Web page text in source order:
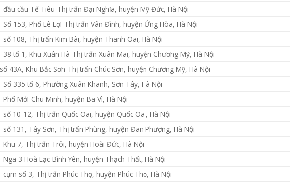
đầu cầu Tế Tiêu-Thị trấn Đại Nghĩa, huyện Mỹ Đức, Hà Nội
Số 153, Phố Lê Lợi-Thị trấn Vân Đình, huyện Ứng Hòa, Hà Nội
số 108, Thị trấn Kim Bài, huyện Thanh Oai, Hà Nội
38 tổ 1, Khu Xuân Hà-Thị trấn Xuân Mai, huyện Chương Mỹ, Hà Nội
số 43A, Khu Bắc Sơn-Thị trấn Chúc Sơn, huyện Chương Mỹ, Hà Nội
Số 335 tổ 6, Phường Xuân Khanh, Sơn Tây, Hà Nội
Phố Mới-Chu Minh, huyện Ba Vì, Hà Nội
số 10-12, Thị trấn Quốc Oai, huyện Quốc Oai, Hà Nội
số 131, Tây Sơn, Thị trấn Phùng, huyện Đan Phượng, Hà Nội
Khu 7, Thị trấn Trôi, huyện Hoài Đức, Hà Nội
Ngã 3 Hoà Lạc-Bình Yên, huyện Thạch Thất, Hà Nội
cụm số 3, Thị trấn Phúc Thọ, huyện Phúc Thọ, Hà Nội